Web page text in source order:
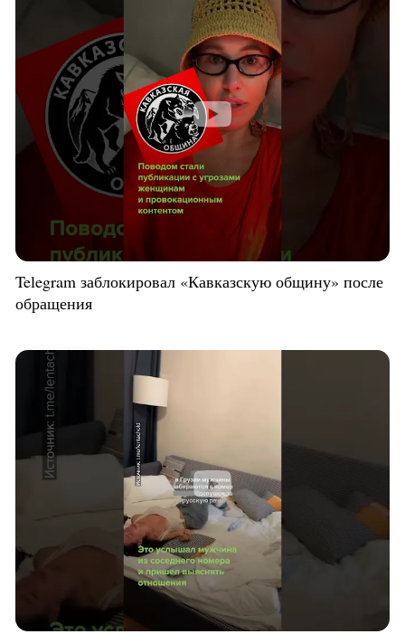
Telegram заблокировал «Кавказскую общину» после
обращения